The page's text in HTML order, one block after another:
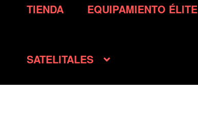
TIENDA EQUIPAMIENTO ÉLITE
SATELITALES